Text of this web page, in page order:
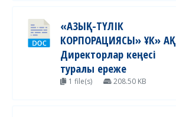
«АЗЫҚ-ТҮЛІК
КОРПОРАЦИЯСЫ» ҰК» АҚ
Директорлар кеңесі
туралы ереже
1 file(s) 208.50 KB